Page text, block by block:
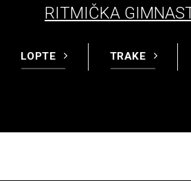
RITMIČKA
LOPTE TRAKE